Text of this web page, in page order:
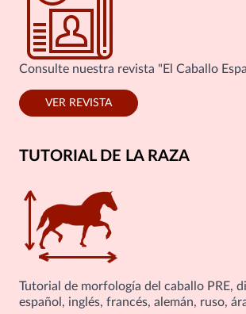
Consulte nuestra revista "El Caballo
VER REVISTA
TUTORIAL DE LA RAZA
Tutorial de morfología del caballo PRE,
español, inglés, francés, alemán, ruso,